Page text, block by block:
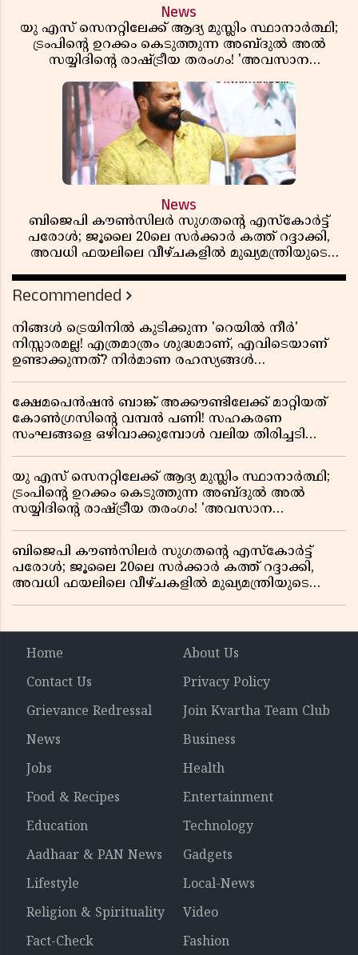
News
യു എസ് സെനറ്റിലേക്ക് ആദ്യ മുസ്ലിം സ്ഥാനാർത്ഥി;
ട്രംപിന്റെ ഉറക്കം കെടുത്തുന്ന അബ്ദുൽ അൽ
സയ്യിദിന്റെ രാഷ്ട്രീയ തരംഗം! 'അവസാന
News
ബിജെപി കൗൺസിലർ സുഗതന്റെ എസ്‌കോർട്ട്
പരോൾ; ജൂലൈ 20ലെ സർക്കാർ കത്ത് റദ്ദാക്കി,
അവധി ഫയലിലെ വീഴ്ചകളിൽ മുഖ്യമന്ത്രിയുടെ
Recommended
നിങ്ങൾ ട്രെയിനിൽ കുടിക്കുന്ന 'റെയിൽ നീർ'
നിസ്സാരമല്ല! എത്രമാത്രം ശുദ്ധമാണ്, എവിടെയാണ്
ഉണ്ടാക്കുന്നത്? നിർമാണ രഹസ്യങ്ങൾ
ക്ഷേമപെൻഷൻ ബാങ്ക് അക്കൗണ്ടിലേക്ക് മാറ്റിയത്
കോൺഗ്രസിന്റെ വമ്പൻ പണി! സഹകരണ
സംഘങ്ങളെ ഒഴിവാക്കുമ്പോൾ വലിയ തിരിച്ചടി
യു എസ് സെനറ്റിലേക്ക് ആദ്യ മുസ്ലിം സ്ഥാനാർത്ഥി;
ട്രംപിന്റെ ഉറക്കം കെടുത്തുന്ന അബ്ദുൽ അൽ
സയ്യിദിന്റെ രാഷ്ട്രീയ തരംഗം! 'അവസാന
ബിജെപി കൗൺസിലർ സുഗതന്റെ എസ്‌കോർട്ട്
പരോൾ; ജൂലൈ 20ലെ സർക്കാർ കത്ത് റദ്ദാക്കി,
അവധി ഫയലിലെ വീഴ്ചകളിൽ മുഖ്യമന്ത്രിയുടെ
Home
About Us
Contact Us
Privacy Policy
Grievance Redressal
Join Kvartha Team Club
News
Business
Jobs
Health
Food & Recipes
Entertainment
Education
Technology
Aadhaar & PAN News
Gadgets
Lifestyle
Local-News
Religion & Spirituality
Video
Fact-Check
Fashion